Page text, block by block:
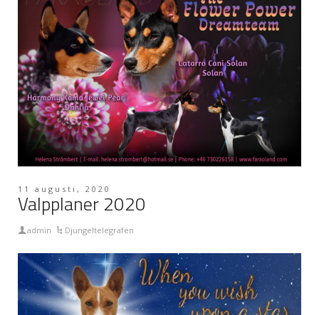
11 augusti, 2020
Valpplaner 2020
admin Djungeltelegrafen